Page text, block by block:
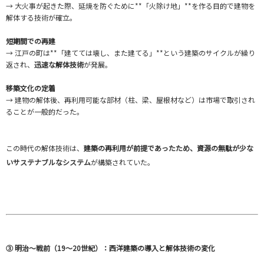
→ 大火事が起きた際、延焼を防ぐために**「火除け地」**を作る目的で建物を
解体する技術が確立。
短期間での再建
→ 江戸の町は**「建てては壊し、また建てる」**という建築のサイクルが繰り
返され、 迅速な解体技術が発展。
移築文化の定着
→ 建物の解体後、再利用可能な部材（柱、梁、屋根材など）は市場で取引され
ることが一般的だった。
この時代の解体技術は、 建築の再利用が前提であったため、資源の無駄が少な
いサステナブルなシステムが構築されていた。
③ 明治〜戦前（19〜20世紀）：西洋建築の導入と解体技術の変化